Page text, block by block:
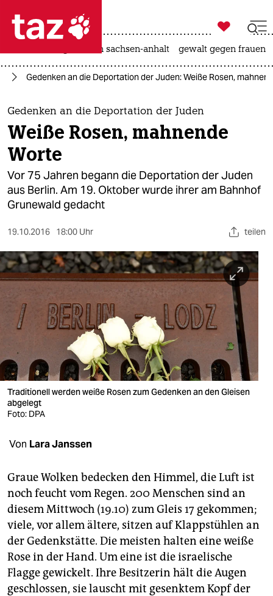
 taz zahl ich
taz zahl ich
themen
politik
öko
gesellschaft
sport
berlin
nord
wahrheit
verlag
verlag
veranstaltungen
unterstützen
abo
genossenschaft
epaper login

taz zahl ich
landtagswahl in sachsen-anhalt gewalt gegen frauen
Gedenken an die Deportation der Juden: Weiße Rosen,
Gedenken an die Deportation der Juden
Weiße Rosen, mahnende
Worte
Vor 75 Jahren begann die Deportation der Juden
aus Berlin. Am 19. Oktober wurde ihrer am Bahnhof
Grunewald gedacht
19.10.2016 18:00 Uhr teilen
Traditionell werden weiße Rosen zum Gedenken an den Gleisen
abgelegt
Foto: DPA
Von Lara Janssen
Graue Wolken bedecken den Himmel, die Luft ist
noch feucht vom Regen. 200 Menschen sind an
diesem Mittwoch (19.10) zum Gleis 17 gekommen;
viele, vor allem ältere, sitzen auf Klappstühlen an
der Gedenkstätte. Die meisten halten eine weiße
Rose in der Hand. Um eine ist die israelische
Flagge gewickelt. Ihre Besitzerin hält die Augen
geschlossen, sie lauscht mit gesenktem Kopf der